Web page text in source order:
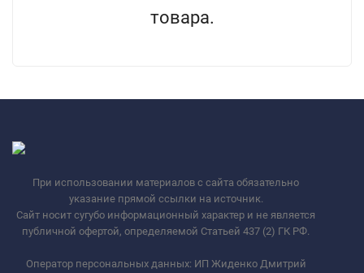
товара.
При использовании материалов с сайта обязательно
указание прямой ссылки на источник.
Сайт носит сугубо информационный характер и не является
публичной офертой, определяемой Статьей 437 (2) ГК РФ.
Оператор персональных данных: ИП Жиденко Дмитрий